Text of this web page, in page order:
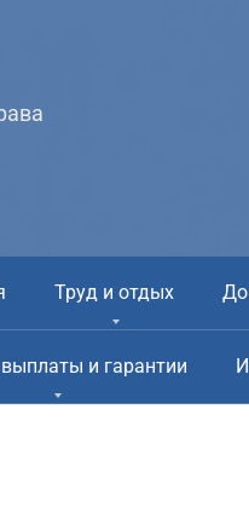
Труд и отдых
и гарантии